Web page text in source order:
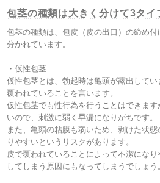
包茎の種類は大きく分けて3タイ
包茎の種類は、包皮（皮の出口）の締め
分かれています。
・仮性包茎
仮性包茎とは、勃起時は亀頭が露出して
覆われていることを言います。
仮性包茎でも性行為を行うことはできま
いので、刺激に弱く早漏になりがちです。
また、亀頭の粘膜も弱いため、剥けた状
りやすいというリスクがあります。
皮で覆われていることによって不潔にな
してしまう原因にもなってしまうでしょう